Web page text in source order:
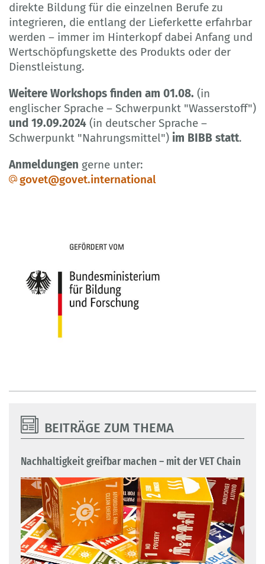
direkte Bildung für die einzelnen Berufe zu
integrieren, die entlang der Lieferkette erfahrbar
werden – immer im Hinterkopf dabei Anfang und
Wertschöpfungskette des Produkts oder der
Dienstleistung.
Weitere Workshops finden am 01.08. (in
englischer Sprache – Schwerpunkt "Wasserstoff")
und 19.09.2024 (in deutscher Sprache –
Schwerpunkt "Nahrungsmittel") im BIBB statt.
Anmeldungen gerne unter:
govet@govet.international
BEITRÄGE ZUM THEMA
Nachhaltigkeit greifbar machen – mit der VET Chain